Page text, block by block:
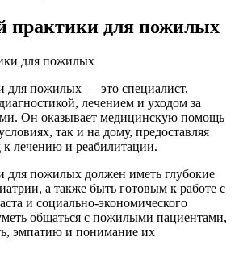
практики для пожилых
для пожилых
для пожилых — это специалист,
лечением и уходом за
Он оказывает медицинскую помощь
так и на дому, предоставляя
лечению и реабилитации.
для пожилых должен иметь глубокие
а также быть готовым к работе с
и социально-экономического
общаться с пожилыми пациентами,
эмпатию и понимание их